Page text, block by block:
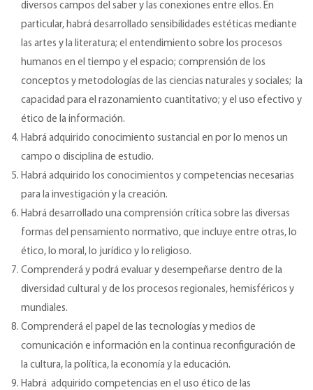
diversos campos del saber y las conexiones entre ellos. En
particular, habrá desarrollado sensibilidades estéticas mediante
las artes y la literatura; el entendimiento sobre los procesos
humanos en el tiempo y el espacio; comprensión de los
conceptos y metodologías de las ciencias naturales y sociales; la
capacidad para el razonamiento cuantitativo; y el uso efectivo y
ético de la información.
Habrá adquirido conocimiento sustancial en por lo menos un
campo o disciplina de estudio.
Habrá adquirido los conocimientos y competencias necesarias
para la investigación y la creación.
Habrá desarrollado una comprensión crítica sobre las diversas
formas del pensamiento normativo, que incluye entre otras, lo
ético, lo moral, lo jurídico y lo religioso.
Comprenderá y podrá evaluar y desempeñarse dentro de la
diversidad cultural y de los procesos regionales, hemisféricos y
mundiales.
Comprenderá el papel de las tecnologías y medios de
comunicación e información en la continua reconfiguración de
la cultura, la política, la economía y la educación.
Habrá adquirido competencias en el uso ético de las